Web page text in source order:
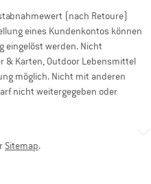
(nach Retoure)
eines Kundenkontos können
eingelöst werden. Nicht
& Karten, Outdoor Lebensmittel
möglich. Nicht mit anderen
nicht weitergegeben oder
Sitemap.